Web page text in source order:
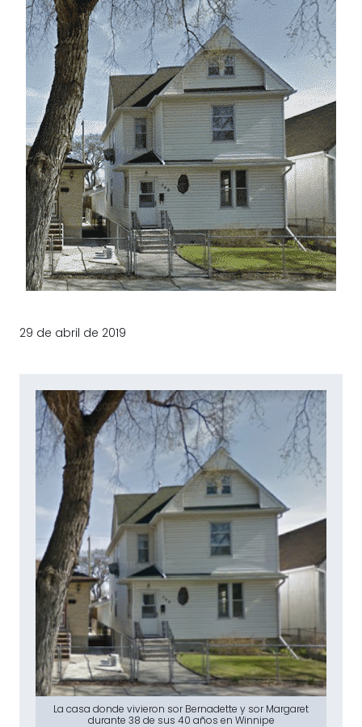
29 de abril de 2019
La casa donde vivieron sor Bernadette y sor Margaret
durante 38 de sus 40 años en Winnipe